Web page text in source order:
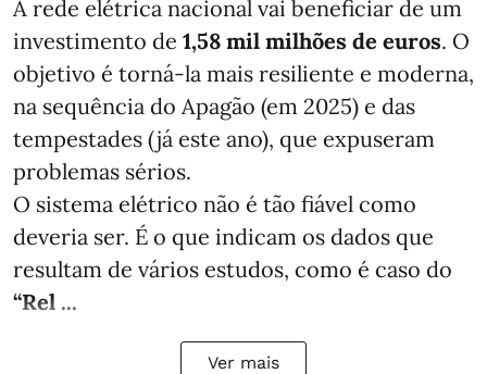
A rede elétrica nacional vai beneficiar de um
investimento de 1,58 mil milhões de euros. O
objetivo é torná-la mais resiliente e moderna,
na sequência do Apagão (em 2025) e das
tempestades (já este ano), que expuseram
problemas sérios.
O sistema elétrico não é tão fiável como
deveria ser. É o que indicam os dados que
resultam de vários estudos, como é caso do
“Rel ...
Ver mais